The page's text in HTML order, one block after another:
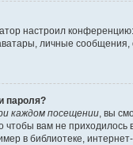
настроил
личные сообщения,
пароля?
каждом посещении , вы
чтобы вам не
в библиотеке,